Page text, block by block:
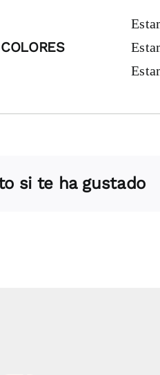
COLORES
si te ha gustado